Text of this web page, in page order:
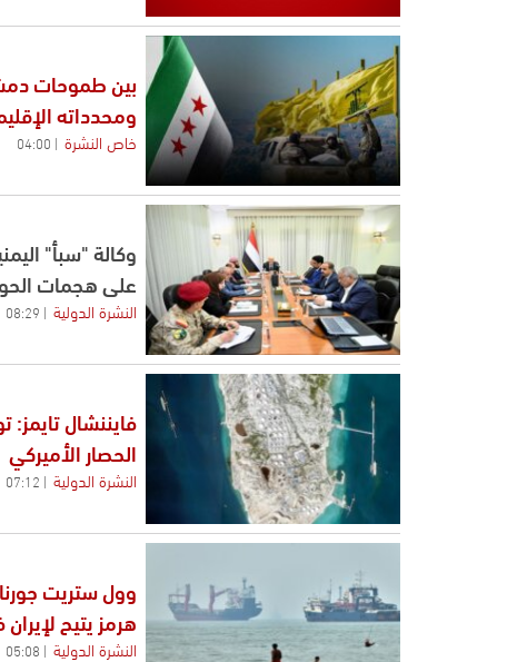
بين طموحات
ومحدداته
خاص النشرة 04:00
وكالة "سبأ"
على هجمات
النشرة الدولية 08:29
فايننشال
الحصار الأميركي
النشرة الدولية 07:12
وول ستريت
هرمز يتيح
النشرة الدولية 05:08